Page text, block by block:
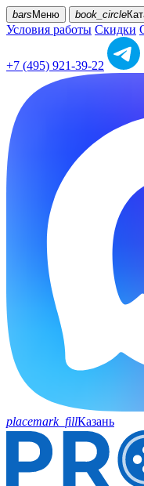
bars Меню book_circle
Условия работы Скидки
+7 (495) 921-39-22
placemark_fillКазань